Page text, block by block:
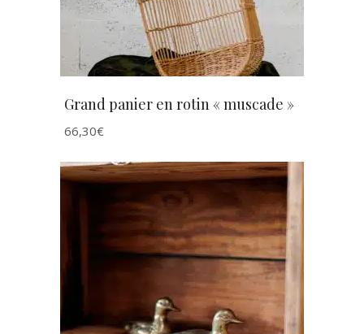
Grand panier en rotin « muscade »
66,30€
AJOUTER AU PANIER